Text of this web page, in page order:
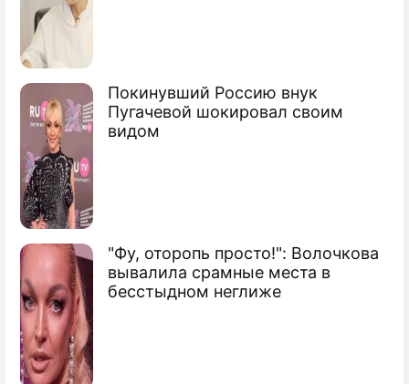
Покинувший Россию внук
Пугачевой шокировал своим
видом
"Фу, оторопь просто!": Волочкова
вывалила срамные места в
бесстыдном неглиже